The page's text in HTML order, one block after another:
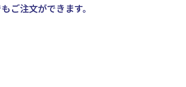
ご注文ができます。